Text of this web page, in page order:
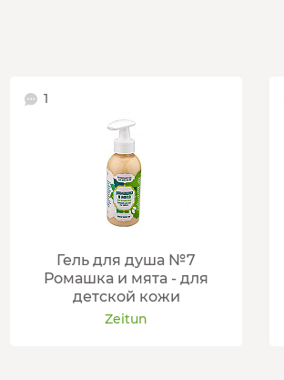
1
Гель для душа №7
Ромашка и мята - для
детской кожи
Zeitun